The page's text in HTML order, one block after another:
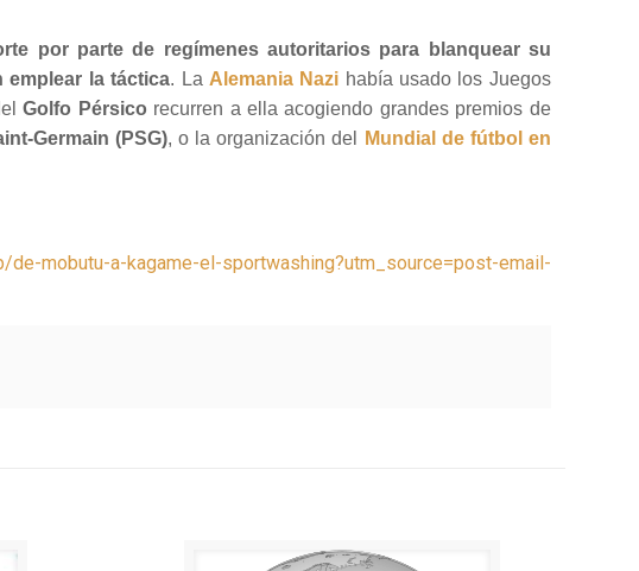
por parte de regímenes autoritarios para blanquear su
la táctica. La Alemania Nazi había usado los Juegos
Golfo Pérsico recurren a ella acogiendo grandes premios de
Germain (PSG), o la organización del
Mundial de fútbol en
mobutu-a-kagame-el-sportwashing?utm_source=post-email-